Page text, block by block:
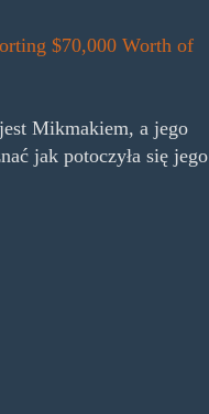
$70,000 Worth of
Mikmakiem, a jego
jak potoczyła się jego